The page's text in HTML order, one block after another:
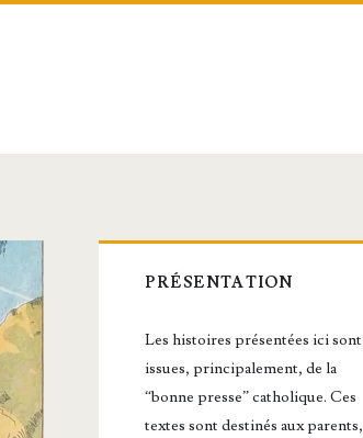
Barre
latérale
principale
PRÉSENTATION
Les histoires présentées ici sont
issues, principalement, de la
“bonne presse” catholique. Ces
textes sont destinés aux parents,